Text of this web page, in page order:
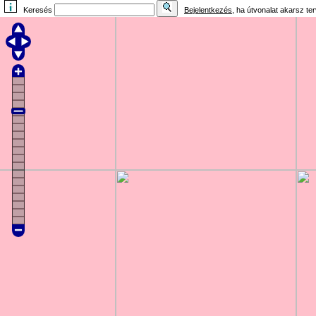
Keresés Bejelentkezés , ha útvonalat akarsz